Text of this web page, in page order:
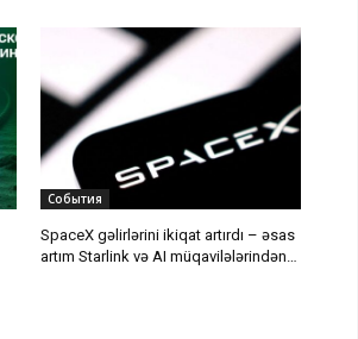
События
SpaceX gəlirlərini ikiqat artırdı – əsas
artım Starlink və AI müqavilələrindən